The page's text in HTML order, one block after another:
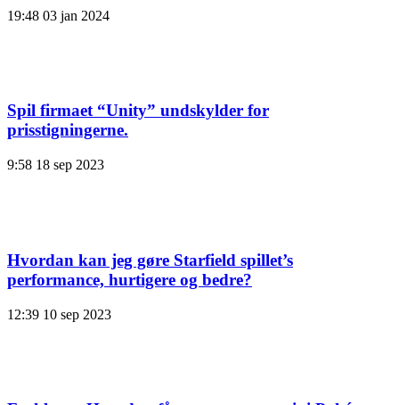
19:48 03 jan 2024
Spil firmaet “Unity” undskylder for
prisstigningerne.
9:58 18 sep 2023
Hvordan kan jeg gøre Starfield spillet’s
performance, hurtigere og bedre?
12:39 10 sep 2023